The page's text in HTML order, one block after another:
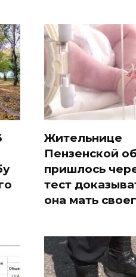
Жительнице
Пензенской
пришлось
тест
она мать